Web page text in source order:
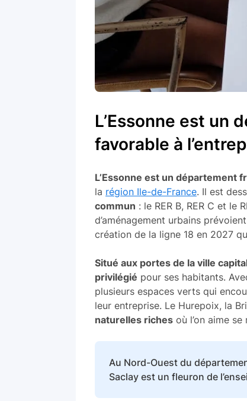
L’Essonne est un
favorable à
L’Essonne est un département
la région Ile-de-France. Il est
commun : le RER B, RER C et le
d’aménagement urbains
création de la ligne 18 en 2027
Situé aux portes de la ville
privilégié pour ses habitants.
plusieurs espaces verts qui
leur entreprise. Le Hurepoix, la
naturelles riches où l’on aime se
Au Nord-Ouest du
Saclay est un fleuron de